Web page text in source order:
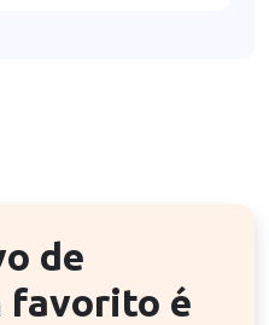
de
favorito é